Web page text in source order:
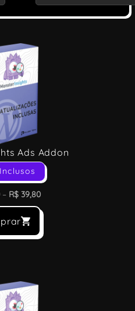
Ads Addon
– R$ 39,80